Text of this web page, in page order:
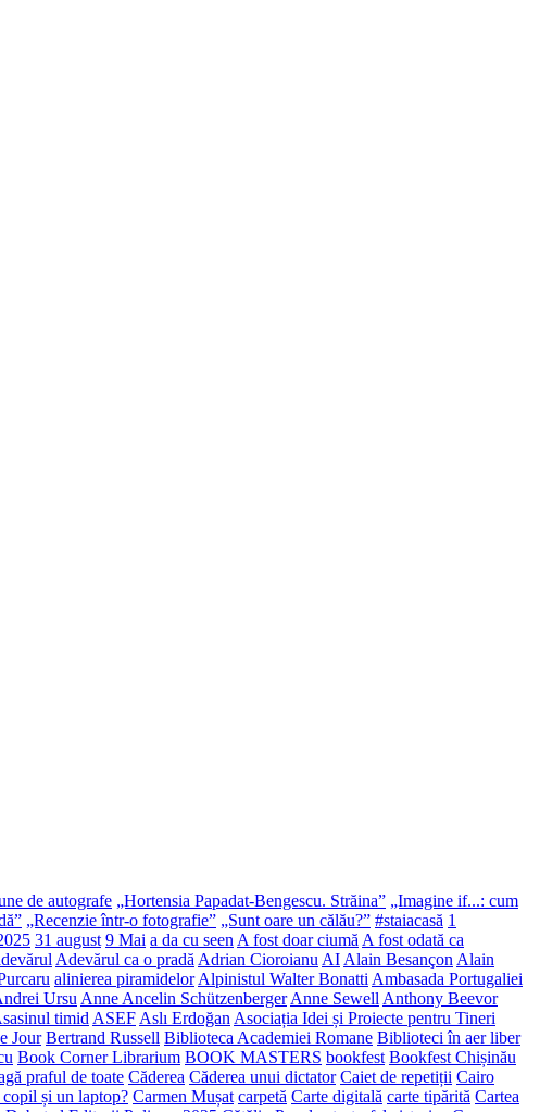
de autografe „Hortensia Papadat-Bengescu. Străina” „Imagine if...: cum
„Recenzie într-o fotografie” „Sunt oare un călău?” #staiacasă 1
31 august 9 Mai a da cu seen A fost doar ciumă A fost odată ca
Adevărul ca o pradă Adrian Cioroianu AI Alain Besançon Alain
alinierea piramidelor Alpinistul Walter Bonatti Ambasada Portugaliei
Ursu Anne Ancelin Schützenberger Anne Sewell Anthony Beevor
timid ASEF Aslı Erdoğan Asociația Idei și Proiecte pentru Tineri
Jour Bertrand Russell Biblioteca Academiei Romane Biblioteci în aer liber
Book Corner Librarium BOOK MASTERS bookfest Bookfest Chișinău
praful de toate Căderea Căderea unui dictator Caiet de repetiții Cairo
și un laptop? Carmen Mușat carpetă Carte digitală carte tipărită Cartea